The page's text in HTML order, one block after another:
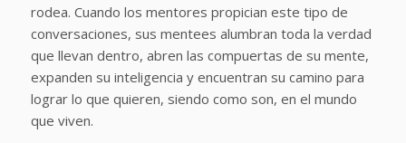
rodea. Cuando los mentores propician este tipo de
conversaciones, sus mentees alumbran toda la verdad
que llevan dentro, abren las compuertas de su mente,
expanden su inteligencia y encuentran su camino para
lograr lo que quieren, siendo como son, en el mundo
que viven.